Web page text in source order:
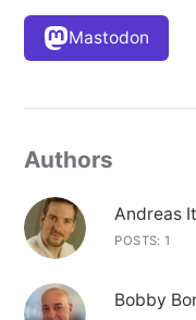
Mastodon
Authors
Andreas
POSTS: 1
Bobby